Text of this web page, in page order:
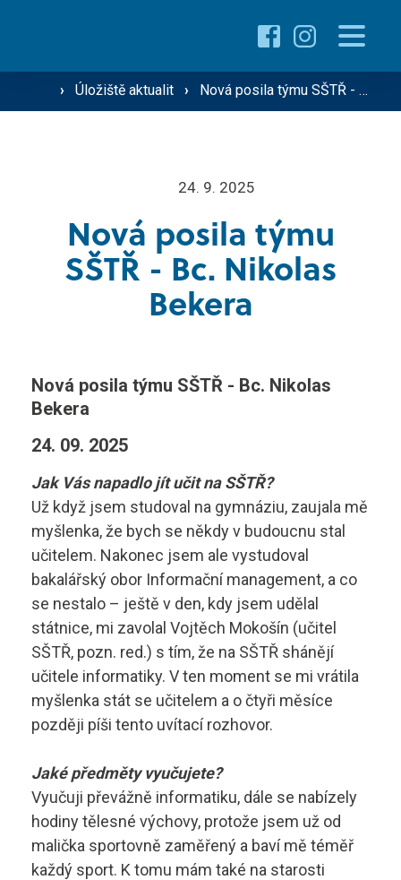
Přehled oborů ›
Technik silniční dopravy
Operátor silniční dopravy
Mechanik zemědělské techniky
Diagnostik motorových vozidel
Elektrotechnik
Automechanik
Řezník - uzenář
Kuchař - číšník
Cukrář
Dopravní a letecký technik
Diagnostik zemědělské techniky
Dopravní technik
Technolog výroby potravin
Pro žáky
Vzdělávání dospělých
Střediska školy
Technické obory ›
Základní informace
Školící středisko
Rady a informace
Studijní materiály
Ceník
Projekt ECDL
Kontakty autoškoly
Skupina B
Skupina B+E
Aktuality
vyhledávání
Bakaláři
Microsoft 365
+420 495 490 328
sstrnb@sstrnb.cz
› Úložiště aktualit › Nová posila týmu SŠTŘ - Bc. Nikolas Bekera
24. 9. 2025
Nová posila týmu
SŠTŘ - Bc. Nikolas
Bekera
Nová posila týmu SŠTŘ - Bc. Nikolas
Bekera
24. 09. 2025
Jak Vás napadlo jít učit na SŠTŘ?
Už když jsem studoval na gymnáziu, zaujala mě
myšlenka, že bych se někdy v budoucnu stal
učitelem. Nakonec jsem ale vystudoval
bakalářský obor Informační management, a co
se nestalo – ještě v den, kdy jsem udělal
státnice, mi zavolal Vojtěch Mokošín (učitel
SŠTŘ, pozn. red.) s tím, že na SŠTŘ shánějí
učitele informatiky. V ten moment se mi vrátila
myšlenka stát se učitelem a o čtyři měsíce
později píši tento uvítací rozhovor.
Jaké předměty vyučujete?
Vyučuji převážně informatiku, dále se nabízely
hodiny tělesné výchovy, protože jsem už od
malička sportovně zaměřený a baví mě téměř
každý sport. K tomu mám také na starosti